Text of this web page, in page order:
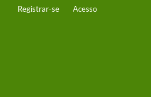
Registrar-se Acesso